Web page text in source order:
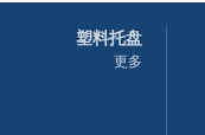
塑料托盘
更多